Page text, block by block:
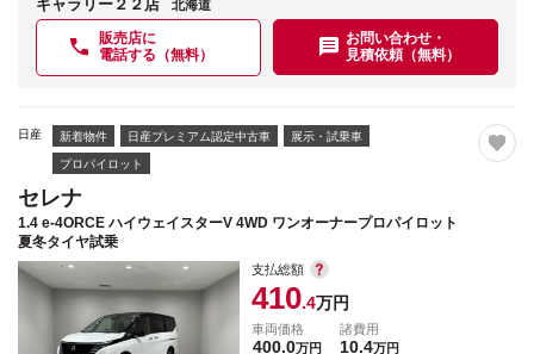
ギャラリー２２店
北海道
販売店に
電話する（無料）
お問い合わせ・
見積依頼（無料）
日産 新着物件 日産プレミアム認定中古車 展示・試乗車
プロパイロット
セレナ
1.4 e-4ORCE ハイウェイスターV 4WD ワンオーナープロパイロット
夏冬タイヤ試乗
支払総額
410.4万円
車両価格
400.0万円
諸費用
10.4万円